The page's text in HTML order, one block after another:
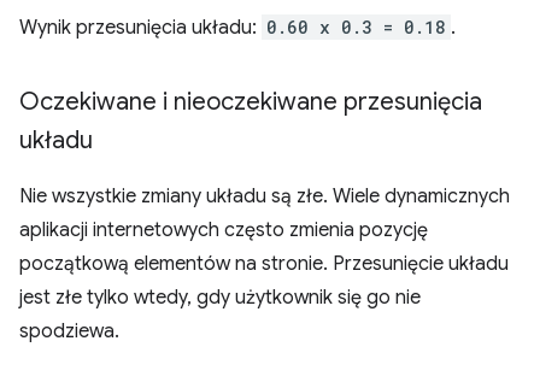
Wynik przesunięcia układu: 0.60 x 0.3 = 0.18 .
Oczekiwane i nieoczekiwane przesunięcia
układu
Nie wszystkie zmiany układu są złe. Wiele dynamicznych
aplikacji internetowych często zmienia pozycję
początkową elementów na stronie. Przesunięcie układu
jest złe tylko wtedy, gdy użytkownik się go nie
spodziewa.